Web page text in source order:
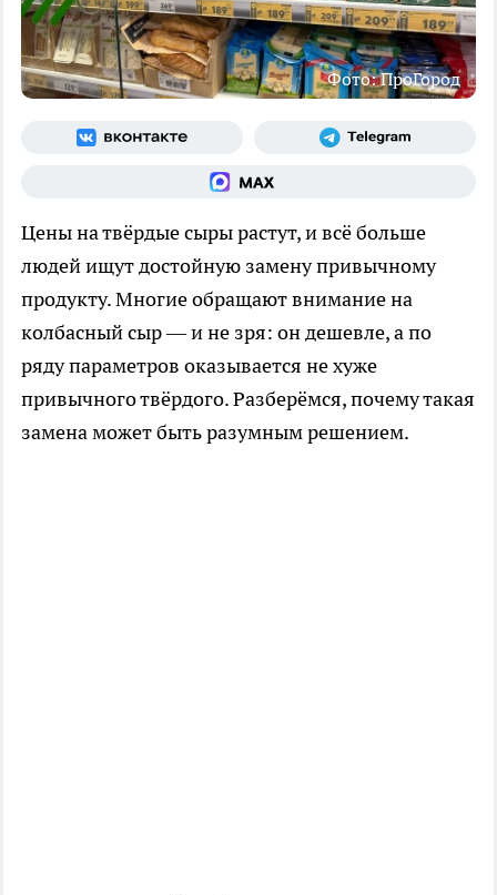
Фото: ПроГород
Цены на твёрдые сыры растут, и всё больше
людей ищут достойную замену привычному
продукту. Многие обращают внимание на
колбасный сыр — и не зря: он дешевле, а по
ряду параметров оказывается не хуже
привычного твёрдого. Разберёмся, почему такая
замена может быть разумным решением.